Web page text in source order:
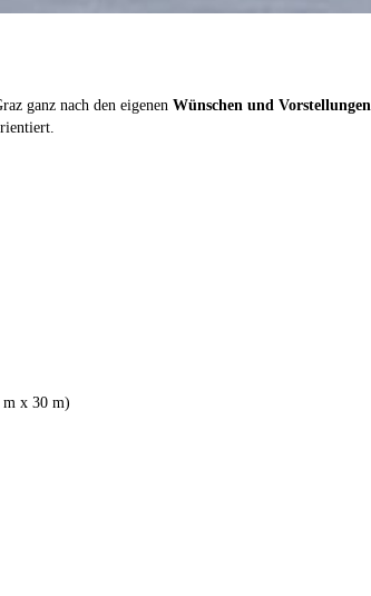
ganz nach den eigenen Wünschen und Vorstellungen
m x 30 m)